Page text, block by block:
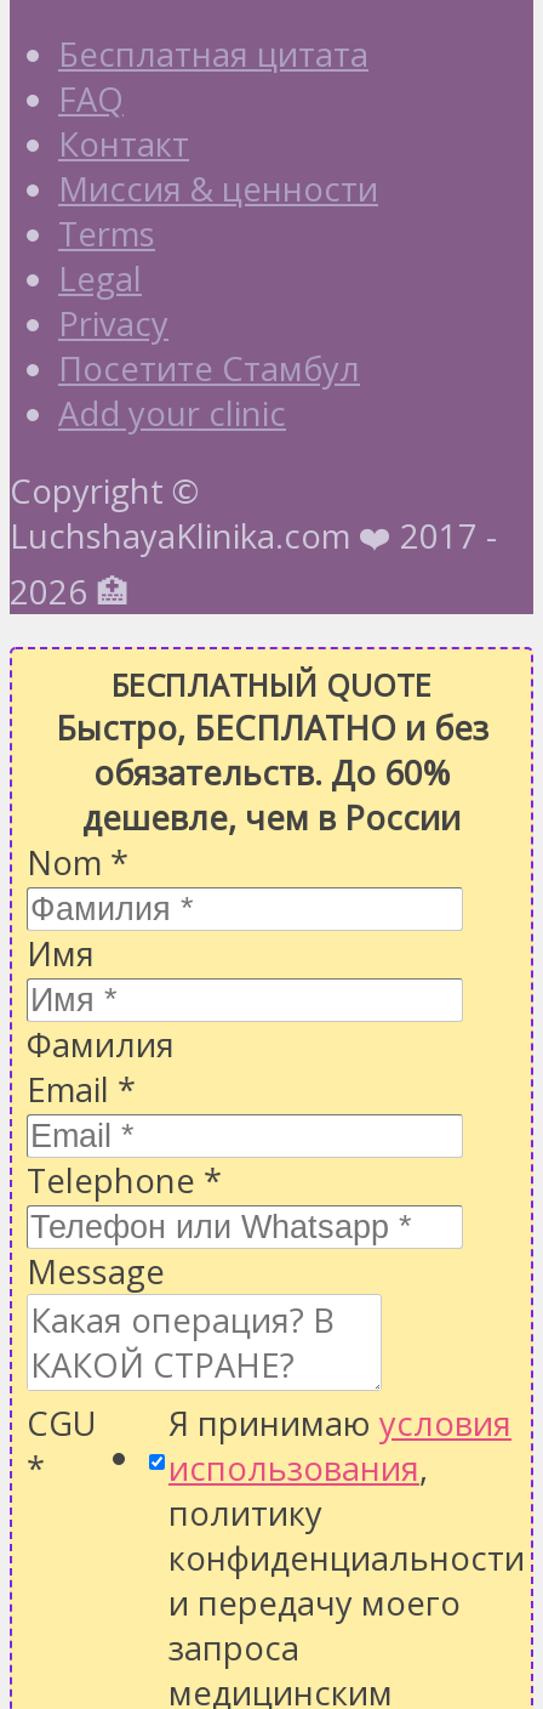
Бесплатная цитата
FAQ
Контакт
Миссия & ценности
Terms
Legal
Privacy
Посетите Стамбул
Add your clinic
Copyright ©
LuchshayaKlinika.com ❤️ 2017 -
2026 🏥
БЕСПЛАТНЫЙ QUOTE
Быстро, БЕСПЛАТНО и без
обязательств. До 60%
дешевле, чем в России
Nom *
Имя
Фамилия
Email *
Telephone *
Message
CGU
*
Я принимаю условия
использования,
политику
конфиденциальности
и передачу моего
запроса
медицинским